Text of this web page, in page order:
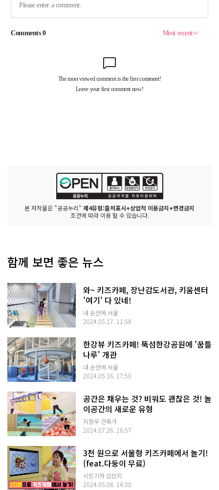
본 저작물은 "공공누리" 제4유형:출처표시+상업적 이용금지+변경금지
조건에 따라 이용 할 수 있습니다.
함께 보면 좋은 뉴스
와~ 키즈카페, 장난감도서관, 키움센터
'여기' 다 있네!
내 손안에 서울
2024.05.17. 11:58
한강뷰 키즈카페! 뚝섬한강공원에 '꿈틀
나루' 개관
내 손안에 서울
2024.05.16. 17:50
공간은 채우는 것? 비워도 괜찮은 것! 놀
이공간의 새로운 유형
지정우 건축가
2024.07.26. 16:57
3천 원으로 서울형 키즈카페에서 놀기!
(feat.다둥이 무료)
시민기자 김민지
2024.05.08. 14:30